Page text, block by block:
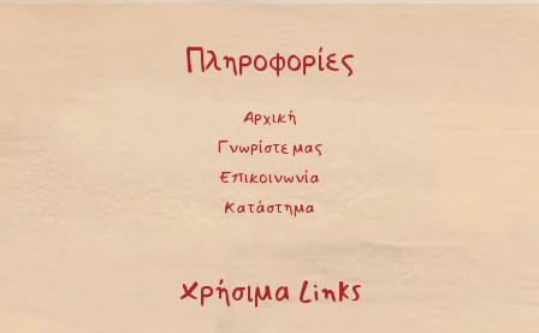
Πληροφορίες
Αρχική
Γνωρίστε μας
Επικοινωνία
Κατάστημα
Χρήσιμα Links